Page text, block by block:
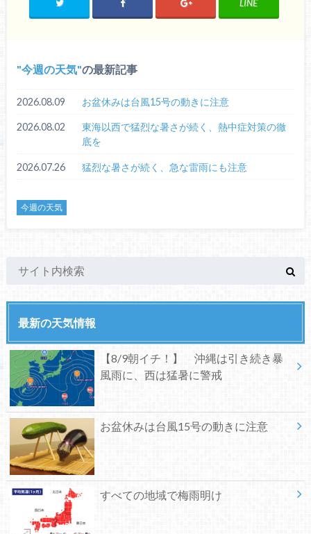
LINE
今週の天気 の最新記事
2026.08.09 お盆休みは台風15号の動きに注意
2026.08.02
東海以西で猛烈な暑さが続く、熱中症対策の徹
底を
2026.07.26 猛烈な暑さが続く、急な雷雨にも注意
今週の天気
最新の天気情報
【8/9朝イチ！】 沖縄は引き続き暴
風雨に、西は猛暑に警戒
お盆休みは台風15号の動きに注意
すべての地域で梅雨明け